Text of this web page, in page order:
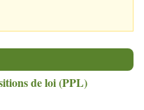
de loi (PPL)